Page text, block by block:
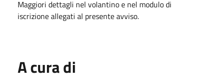
Maggiori dettagli nel volantino e nel modulo di
iscrizione allegati al presente avviso.
A cura di